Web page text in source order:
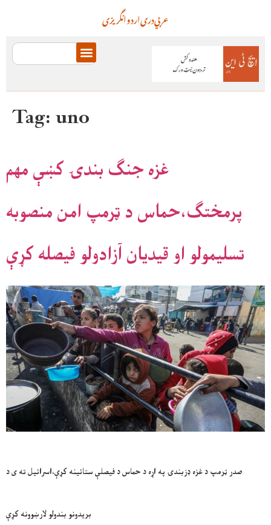
انگریزیاردودریعربي
Tag:uno
غزه جنګ بندۍ کښې مهم
پرمختګ،حماس د ټرمپ امن منصوبه
تسليمولو او قيديان آزادولو فيصله کړې
صدر ټرمپ د غزه ډزبندۍ په اړه د حماس د فيصلې ستائينه کړې،اسرائيل ته ی د
بریدونو بندولو لارښوونه کړې